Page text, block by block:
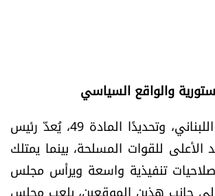
والواقع السياسي
بحسب الدستور اللبناني، وتحديدًا المادة 49، يُعدّ رئيس
الأعلى للقوات المسلحة، بينما يمتلك
تنفيذية واسعة ويرأس مجلس